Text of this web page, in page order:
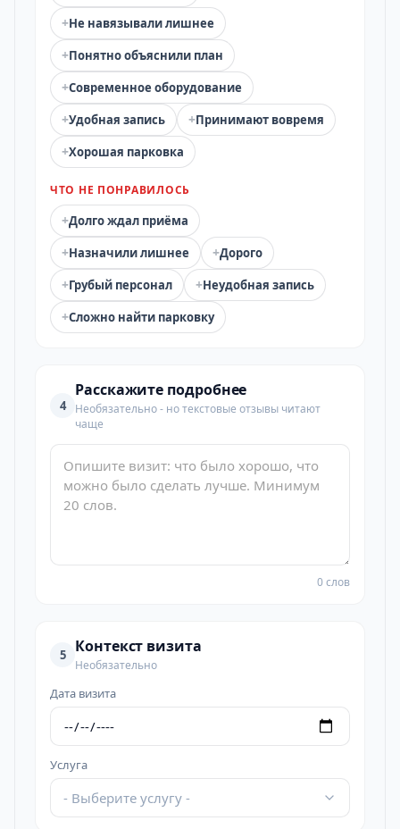
+Не навязывали лишнее
+Понятно объяснили план
+Современное оборудование
+Удобная запись +Принимают вовремя
+Хорошая парковка
ЧТО НЕ ПОНРАВИЛОСЬ
+Долго ждал приёма
+Назначили лишнее +Дорого
+Грубый персонал +Неудобная запись
+Сложно найти парковку
4
Расскажите подробнее
Необязательно - но текстовые отзывы читают
чаще
0 слов
5 Контекст визита
Необязательно
Дата визита
Услуга
- Выберите услугу -